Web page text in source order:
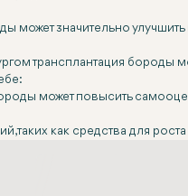
может значительно
трансплантация бороды
может повысить
таких как средства для